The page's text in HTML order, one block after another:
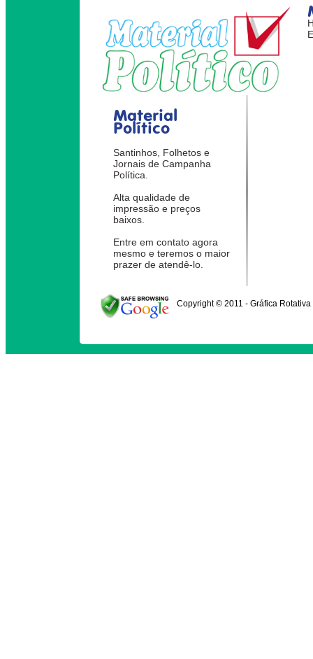
Material
Político
Santinhos, Folhetos e
Jornais de Campanha
Política.
Alta qualidade de
impressão e preços
baixos.
Entre em contato agora
mesmo e teremos o maior
prazer de atendê-lo.
Copyright © 2011 - Gráfica